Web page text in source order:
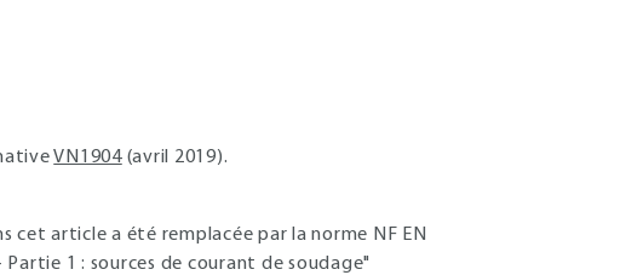
VN1904(avril 2019).
cet article a été remplacée par la norme NF EN
1 : sources de courant de soudage"